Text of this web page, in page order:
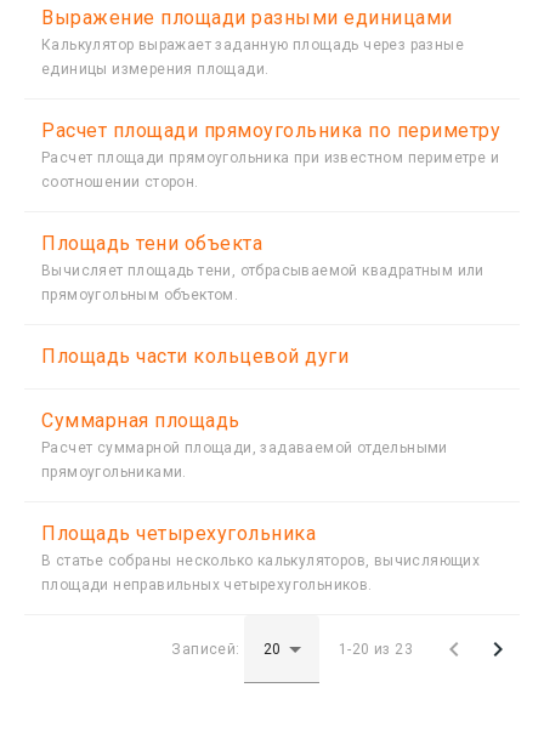
Выражение площади разными единицами
Калькулятор выражает заданную площадь через разные
единицы измерения площади.
Расчет площади прямоугольника по периметру
Расчет площади прямоугольника при известном периметре и
соотношении сторон.
Площадь тени объекта
Вычисляет площадь тени, отбрасываемой квадратным или
прямоугольным объектом.
Площадь части кольцевой дуги
Суммарная площадь
Расчет суммарной площади, задаваемой отдельными
прямоугольниками.
Площадь четырехугольника
В статье собраны несколько калькуляторов, вычисляющих
площади неправильных четырехугольников.
Записей: 1-20 из 23  